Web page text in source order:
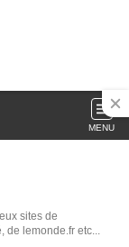
MENU
sites de
de lemonde.fr etc...